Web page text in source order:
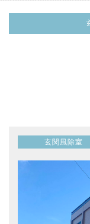
玄関風除室